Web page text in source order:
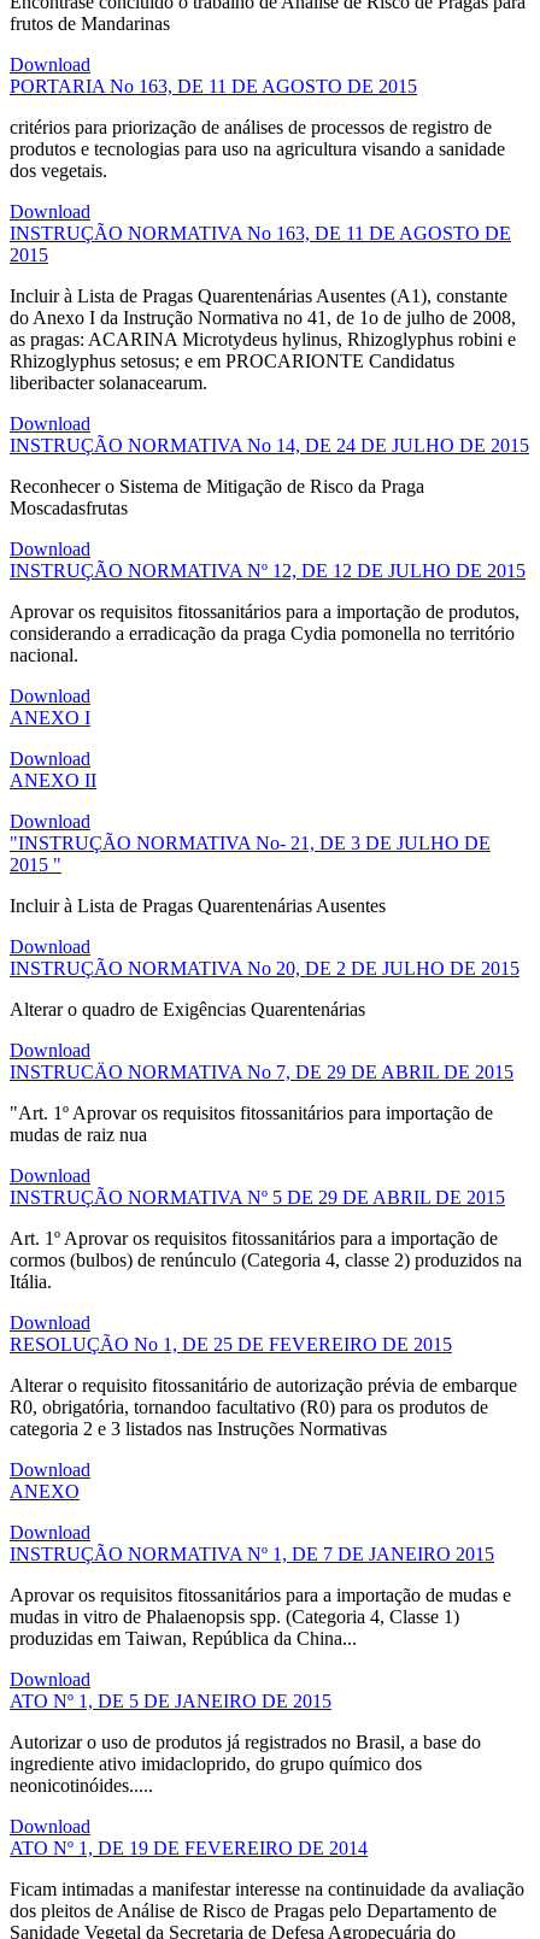
frutos de Mandarinas
Download
PORTARIA No 163, DE 11 DE AGOSTO DE 2015
critérios para priorização de análises de processos de registro de
produtos e tecnologias para uso na agricultura visando a sanidade
dos vegetais.
Download
INSTRUÇÃO NORMATIVA No 163, DE 11 DE AGOSTO DE
2015
Incluir à Lista de Pragas Quarentenárias Ausentes (A1), constante
do Anexo I da Instrução Normativa no 41, de 1o de julho de 2008,
as pragas: ACARINA Microtydeus hylinus, Rhizoglyphus robini e
Rhizoglyphus setosus; e em PROCARIONTE Candidatus
liberibacter solanacearum.
Download
INSTRUÇÃO NORMATIVA No 14, DE 24 DE JULHO DE 2015
Reconhecer o Sistema de Mitigação de Risco da Praga
Moscadasfrutas
Download
INSTRUÇÃO NORMATIVA Nº 12, DE 12 DE JULHO DE 2015
Aprovar os requisitos fitossanitários para a importação de produtos,
considerando a erradicação da praga Cydia pomonella no território
nacional.
Download
ANEXO I
Download
ANEXO II
Download
"INSTRUÇÃO NORMATIVA No- 21, DE 3 DE JULHO DE
2015 "
Incluir à Lista de Pragas Quarentenárias Ausentes
Download
INSTRUÇÃO NORMATIVA No 20, DE 2 DE JULHO DE 2015
Alterar o quadro de Exigências Quarentenárias
Download
INSTRUCÄO NORMATIVA No 7, DE 29 DE ABRIL DE 2015
"Art. 1º Aprovar os requisitos fitossanitários para importação de
mudas de raiz nua
Download
INSTRUÇÃO NORMATIVA Nº 5 DE 29 DE ABRIL DE 2015
Art. 1º Aprovar os requisitos fitossanitários para a importação de
cormos (bulbos) de renúnculo (Categoria 4, classe 2) produzidos na
Itália.
Download
RESOLUÇÃO No 1, DE 25 DE FEVEREIRO DE 2015
Alterar o requisito fitossanitário de autorização prévia de embarque
R0, obrigatória, tornandoo facultativo (R0) para os produtos de
categoria 2 e 3 listados nas Instruções Normativas
Download
ANEXO
Download
INSTRUÇÃO NORMATIVA Nº 1, DE 7 DE JANEIRO 2015
Aprovar os requisitos fitossanitários para a importação de mudas e
mudas in vitro de Phalaenopsis spp. (Categoria 4, Classe 1)
produzidas em Taiwan, República da China...
Download
ATO Nº 1, DE 5 DE JANEIRO DE 2015
Autorizar o uso de produtos já registrados no Brasil, a base do
ingrediente ativo imidacloprido, do grupo químico dos
neonicotinóides.....
Download
ATO Nº 1, DE 19 DE FEVEREIRO DE 2014
Ficam intimadas a manifestar interesse na continuidade da avaliação
dos pleitos de Análise de Risco de Pragas pelo Departamento de
Sanidade Vegetal da Secretaria de Defesa Agropecuária do